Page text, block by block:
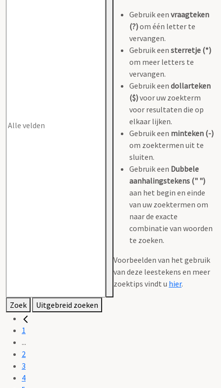
Gebruik een vraagteken
(?)om één letter te
vervangen.
Gebruik een sterretje (*)
om meer letters te
vervangen.
Gebruik een dollarteken
($)voor uw zoekterm
voor resultaten die op
elkaar lijken.
Gebruik een minteken (-)
om zoektermen uit te
sluiten.
Gebruik een Dubbele
aanhalingstekens (" ")
aan het begin en einde
van uw zoektermen om
naar de exacte
combinatie van woorden
te zoeken.
Voorbeelden van het gebruik
van deze leestekens en meer
zoektips vindt u hier.
Zoek Uitgebreid zoeken
1
...
2
3
4